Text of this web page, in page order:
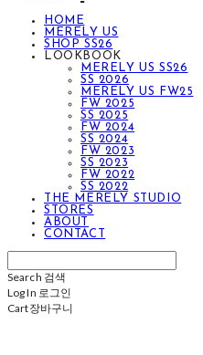
HOME
MERELY US
SHOP SS26
LOOKBOOK
MERELY US SS26
SS 2026
MERELY US FW25
FW 2025
SS 2025
FW 2024
SS 2024
FW 2023
SS 2023
FW 2022
SS 2022
THE MERELY STUDIO
STORES
ABOUT
CONTACT
Search 검색
Log In 로그인
Cart장바구니